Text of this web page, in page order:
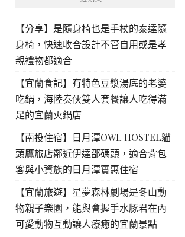
【分享】是隨身椅也是手杖的泰達隨
身椅，快速收合設計不管自用或是孝
親禮物都適合
【宜蘭食記】有特色豆漿湯底的老婆
吃鍋，海陸奏伙雙人套餐讓人吃得滿
足的宜蘭火鍋店
【南投住宿】日月潭OWL HOSTEL貓
頭鷹旅店鄰近伊達邵碼頭，適合背包
客與小資族的日月潭實惠住宿
【宜蘭旅遊】星夢森林劇場是冬山動
物親子樂園，能與會握手水豚君在內
可愛動物互動讓人療癒的宜蘭景點